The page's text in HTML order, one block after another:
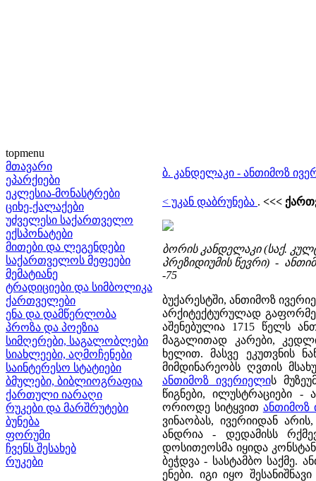
topmenu
მთავარი
ეპარქიები
ეკლესია-მონასტრები
ციხე-ქალაქები
უძველესი საქართველო
ექსპონატები
მითები და ლეგენდები
საქართველოს მეფეები
მემატიანე
ტრადიციები და სიმბოლიკა
ქართველები
ენა და დამწერლობა
პროზა და პოეზია
სიმღერები, საგალობლები
სიახლეები, აღმოჩენები
საინტერესო სტატიები
ბმულები, ბიბლიოგრაფია
ქართული იარაღი
რუკები და მარშრუტები
ბუნება
ფორუმი
ჩვენს შესახებ
რუკები
ბ. კანდელაკი - ანთიმოზ
< უკან დაბრუნება . <<<
ბორის კანდელაკი (საქ.
პრეზიდიუმის წევრი) -
-75
ბუქარესტში, ანთიმოზ
არქიტექტურულად
აშენებულია 1715 წელს
მაგალითად კარები,
ხელით. მასვე ეკუთვნის
მიმდინარეობს ღვთის
ანთიმოზ ივერიელის
წიგნები, ილუსტრაციები -
ორიოდე სიტყვით ანთიმოზ
ვინაობას, ივერიიდან
ანდრია - დედამისს
დოსითეოსმა იყიდა
ბეჭდვა - სასტამბო საქმე.
ენები. იგი იყო